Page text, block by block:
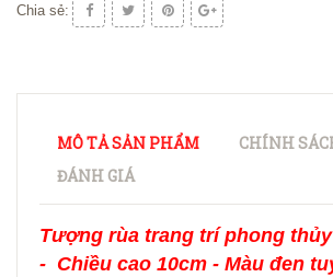
Chia sẻ:
MÔ TẢ SẢN PHẨM
CHÍNH
ĐÁNH GIÁ
Tượng rùa trang trí phong
- Chiều cao 10cm - Màu đen